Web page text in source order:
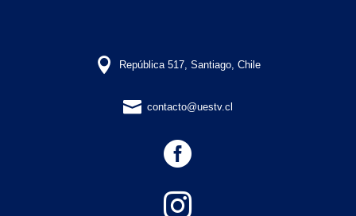
 República 517, Santiago, Chile
 contacto@uestv.cl

